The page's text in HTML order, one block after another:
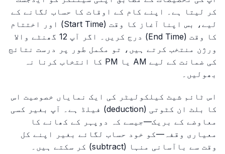
کر لیتا ہے۔ اپنے کام کے اوقات کا حساب لگانے کے
لیے، بس اپنا آغاز کا وقت (Start Time) اور اختتام
کا وقت (End Time) درج کریں۔ اگر آپ 12 گھنٹے والا
ورژن منتخب کرتے ہیں، تو مکمل طور پر درست نتائج
کی ضمانت کے لیے AM یا PM کا انتخاب کرنا نہ
بھولیں۔
اس ٹائم شیٹ کیلکولیٹر کی ایک نمایاں خصوصیت اس
کا بلٹ ان کٹوتی (deduction) فیلڈ ہے۔ آپ بغیر کسی
معاوضے کے بریک—جیسے کہ دوپہر کے کھانے کا
معیاری وقفہ—کو خود حساب لگائے بغیر اپنے کل
وقت سے باآسانی منہا (subtract) کر سکتے ہیں۔